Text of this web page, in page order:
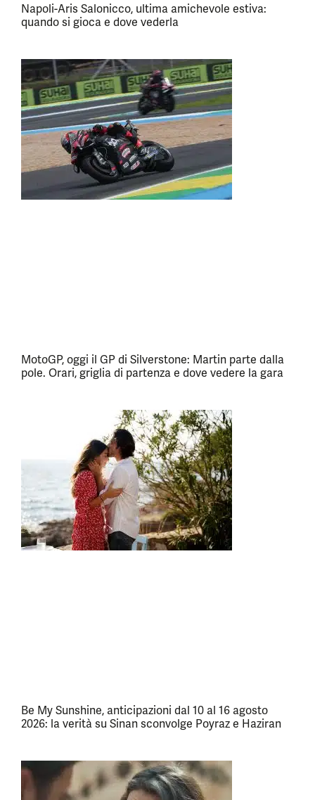
Napoli-Aris Salonicco, ultima amichevole estiva:
quando si gioca e dove vederla
MotoGP, oggi il GP di Silverstone: Martin parte dalla
pole. Orari, griglia di partenza e dove vedere la gara
Be My Sunshine, anticipazioni dal 10 al 16 agosto
2026: la verità su Sinan sconvolge Poyraz e Haziran